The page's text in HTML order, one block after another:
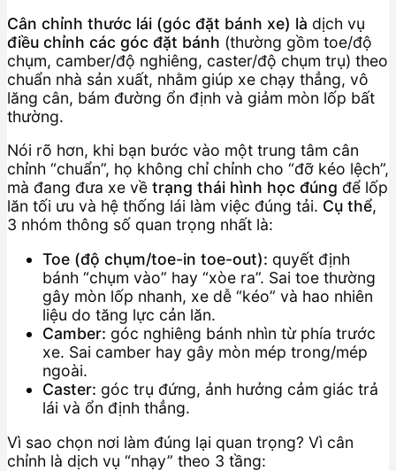
Cân chỉnh thước lái (góc đặt bánh xe) là dịch vụ
điều chỉnh các góc đặt bánh (thường gồm toe/độ
chụm, camber/độ nghiêng, caster/độ chụm trụ) theo
chuẩn nhà sản xuất, nhằm giúp xe chạy thẳng, vô
lăng cân, bám đường ổn định và giảm mòn lốp bất
thường.
Nói rõ hơn, khi bạn bước vào một trung tâm cân
chỉnh “chuẩn”, họ không chỉ chỉnh cho “đỡ kéo lệch”,
mà đang đưa xe về trạng thái hình học đúng để lốp
lăn tối ưu và hệ thống lái làm việc đúng tải. Cụ thể,
3 nhóm thông số quan trọng nhất là:
Toe (độ chụm/toe-in toe-out): quyết định
bánh “chụm vào” hay “xòe ra”. Sai toe thường
gây mòn lốp nhanh, xe dễ “kéo” và hao nhiên
liệu do tăng lực cản lăn.
Camber: góc nghiêng bánh nhìn từ phía trước
xe. Sai camber hay gây mòn mép trong/mép
ngoài.
Caster: góc trụ đứng, ảnh hưởng cảm giác trả
lái và ổn định thẳng.
Vì sao chọn nơi làm đúng lại quan trọng? Vì cân
chỉnh là dịch vụ “nhạy” theo 3 tầng: